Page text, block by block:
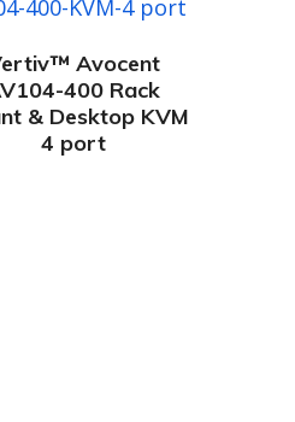
Avocent
400 Rack
& Desktop KVM
4 port